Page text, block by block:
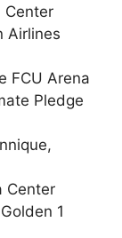
Center
Airlines
FCU Arena
Pledge
Center
1